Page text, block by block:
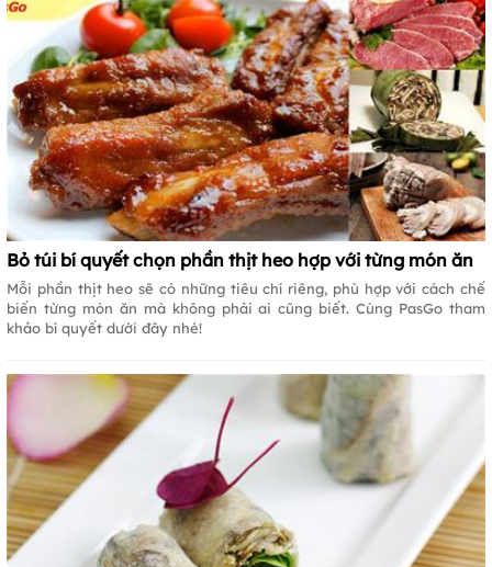
Bỏ túi bí quyết chọn phần thịt heo hợp với từng món ăn
Mỗi phần thịt heo sẽ có những tiêu chí riêng, phù hợp với cách chế
biến từng món ăn mà không phải ai cũng biết. Cùng PasGo tham
khảo bí quyết dưới đây nhé!